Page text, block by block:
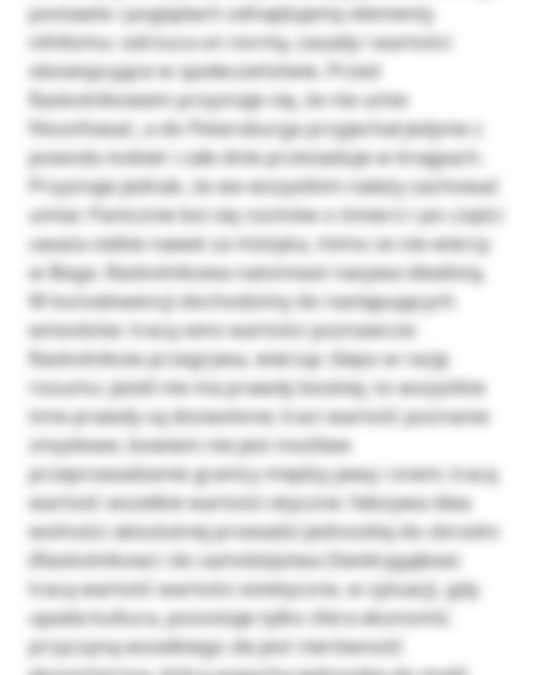
postawie i poglądach odnajdujemy elementy
nihilizmu: odrzuca on normy, zasady i wartości
obowiązujące w społeczeństwie. Przed
Raskolnikowem przyznaje się, że nie umie
filozofować, a do Petersburga przyjechał jedynie z
powodu kobiet i całe dnie przesiaduje w knajpach.
Przyznaje jednak, że we wszystkim należy zachować
umiar. Panicznie boi się rozmów o śmierci i po części
uważa siebie nawet za mistyka, mimo ze nie wierzy
w Boga. Raskolnikowa natomiast nazywa idealistą.
W konsekwencji dochodzimy do następujących
wniosków: tracą sens wartości poznawcze:
Raskolnikow przegrywa, wierząc ślepo w rację
rozumu: jeżeli nie ma prawdy boskiej, to wszystkie
inne prawdy są dozwolone; traci wartość poznanie
zmysłowe, bowiem nie jest możliwe
przeprowadzenie granicy między jawą i snem; tracą
wartość wszelkie wartości etyczne: fałszywa idea
wolności absolutnej prowadzi jednostkę do zbrodni
(Raskolnikow) i do samobójstwa (Swidrygajłow)
tracą wartość wartości estetyczne, w sytuacji, gdy
upada kultura, pozostaje tylko sfera ekonomii;
przyczyną wszelkiego zła jest nierówność